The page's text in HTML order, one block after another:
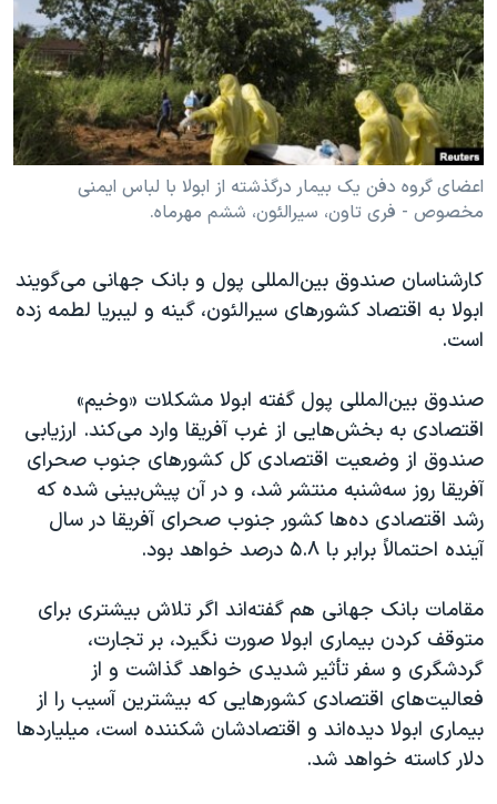
فرهنگ و زندگی
حقوق شهروندی
اقتصادی
علم و فناوری
اسرائیل در جنگ
گالری عکس
مستندها
انتخابات ریاست جمهوری آمریکا ۲۰۲۴
حمله جمهوری اسلامی به اسرائیل
رمز مهسا
ورزش زنان در ایران
اعتراضات زن، زندگی، آزادی
تریبونال مردمی آبان ۹۸
دادگاه حمید نوری
قانون شفافیت دارائی کادر رهبری ایران
اعتراضات مردمی آبان ۹۸
اسرائیل در جنگ
نرگس محمدی برنده جایزه نوبل صلح
صفحه‌های ویژه
سفر پرزیدنت ترامپ به چین
دنبال کنید
زبانهای مختلف
اعضای گروه دفن یک بیمار درگذشته از ابولا با لباس ایمنی
مخصوص - فری تاون، سیرالئون، ششم مهرماه.
کارشناسان صندوق بین‌المللی پول و بانک جهانی می‌گویند
ابولا به اقتصاد کشورهای سیرالئون، گینه و لیبریا لطمه زده
است.
صندوق بین‌المللی پول گفته ابولا مشکلات «وخیم»
اقتصادی به بخش‌هایی از غرب آفریقا وارد می‌کند. ارزیابی
صندوق از وضعیت اقتصادی کل کشورهای جنوب صحرای
آفریقا روز سه‌شنبه منتشر شد، و در آن پیش‌بینی شده که
رشد اقتصادی ده‌ها کشور جنوب صحرای آفریقا در سال
آینده احتمالاً برابر با ۵.۸ درصد خواهد بود.
مقامات بانک جهانی هم گفته‌اند اگر تلاش بیشتری برای
متوقف کردن بیماری ابولا صورت نگیرد، بر تجارت،
گردشگری و سفر تأثیر شدیدی خواهد گذاشت و از
فعالیت‌های اقتصادی کشورهایی که بیشترین آسیب را از
بیماری ابولا دیده‌اند و اقتصادشان شکننده است، میلیاردها
دلار کاسته خواهد شد.